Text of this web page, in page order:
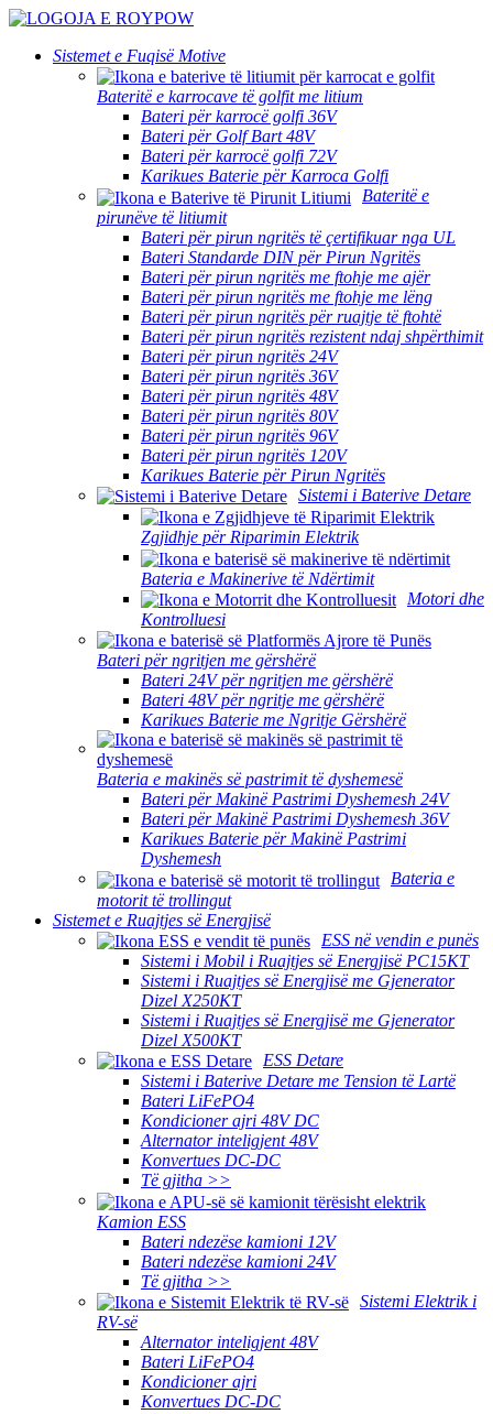
Sistemet e Fuqisë Motive
Bateritë e karrocave të golfit me litium
Bateri për karrocë golfi 36V
Bateri për Golf Bart 48V
Bateri për karrocë golfi 72V
Karikues Baterie për Karroca Golfi
Bateritë e
pirunëve të litiumit
Bateri për pirun ngritës të çertifikuar nga UL
Bateri Standarde DIN për Pirun Ngritës
Bateri për pirun ngritës me ftohje me ajër
Bateri për pirun ngritës me ftohje me lëng
Bateri për pirun ngritës për ruajtje të ftohtë
Bateri për pirun ngritës rezistent ndaj shpërthimit
Bateri për pirun ngritës 24V
Bateri për pirun ngritës 36V
Bateri për pirun ngritës 48V
Bateri për pirun ngritës 80V
Bateri për pirun ngritës 96V
Bateri për pirun ngritës 120V
Karikues Baterie për Pirun Ngritës
Sistemi i Baterive Detare
Zgjidhje për Riparimin Elektrik
Bateria e Makinerive të Ndërtimit
Motori dhe
Kontrolluesi
Bateri për ngritjen me gërshërë
Bateri 24V për ngritjen me gërshërë
Bateri 48V për ngritje me gërshërë
Karikues Baterie me Ngritje Gërshërë
Bateria e makinës së pastrimit të dyshemesë
Bateri për Makinë Pastrimi Dyshemesh 24V
Bateri për Makinë Pastrimi Dyshemesh 36V
Karikues Baterie për Makinë Pastrimi
Dyshemesh
Bateria e
motorit të trollingut
Sistemet e Ruajtjes së Energjisë
ESS në vendin e punës
Sistemi i Mobil i Ruajtjes së Energjisë PC15KT
Sistemi i Ruajtjes së Energjisë me Gjenerator
Dizel X250KT
Sistemi i Ruajtjes së Energjisë me Gjenerator
Dizel X500KT
ESS Detare
Sistemi i Baterive Detare me Tension të Lartë
Bateri LiFePO4
Kondicioner ajri 48V DC
Alternator inteligjent 48V
Konvertues DC-DC
Të gjitha >>
Kamion ESS
Bateri ndezëse kamioni 12V
Bateri ndezëse kamioni 24V
Të gjitha >>
Sistemi Elektrik i
RV-së
Alternator inteligjent 48V
Bateri LiFePO4
Kondicioner ajri
Konvertues DC-DC